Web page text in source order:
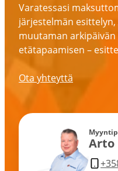
Varatessasi
järjestelmän
muutaman arkipäivän
etäta­paa­misen –
Ota yhteyttä
Arto